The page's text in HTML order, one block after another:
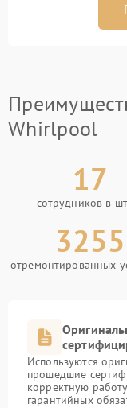
Whirlpool
17
сотрудников в
3255
отремонтированных
Используются
прошедшие
корректную
гарантийных